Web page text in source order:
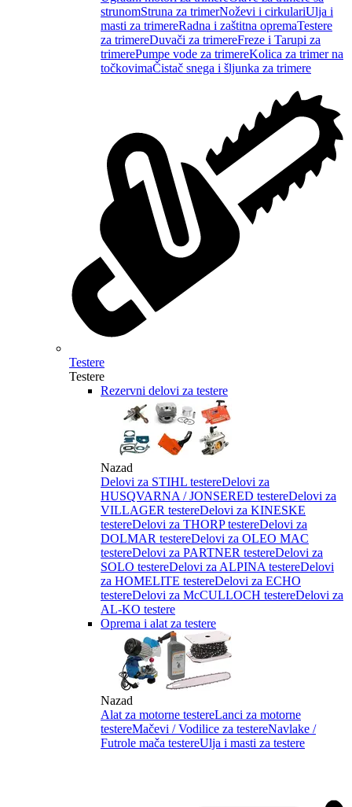
strunomStruna za trimerNoževi i cirkulariUlja i
masti za trimereRadna i zaštitna opremaTestere
za trimereDuvači za trimereFreze i Tarupi za
trimerePumpe vode za trimereKolica za trimer na
točkovimaČistač snega i šljunka za trimere
Testere
Testere
Rezervni delovi za testere
Nazad
Delovi za STIHL testereDelovi za
HUSQVARNA / JONSERED testereDelovi za
VILLAGER testereDelovi za KINESKE
testereDelovi za THORP testereDelovi za
DOLMAR testereDelovi za OLEO MAC
testereDelovi za PARTNER testereDelovi za
SOLO testereDelovi za ALPINA testereDelovi
za HOMELITE testereDelovi za ECHO
testereDelovi za McCULLOCH testereDelovi za
AL-KO testere
Oprema i alat za testere
Nazad
Alat za motorne testereLanci za motorne
testereMačevi / Vodilice za testereNavlake /
Futrole mača testereUlja i masti za testere